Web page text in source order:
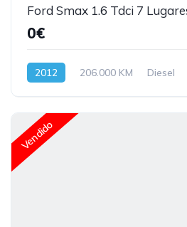
Ford Smax 1.6 Tdci 7
0€
2012 206.000 KM Diesel
Vendido